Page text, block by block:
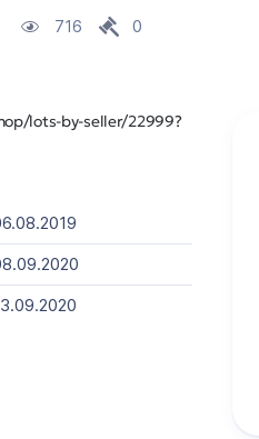
716 0
lots-by-seller/22999?